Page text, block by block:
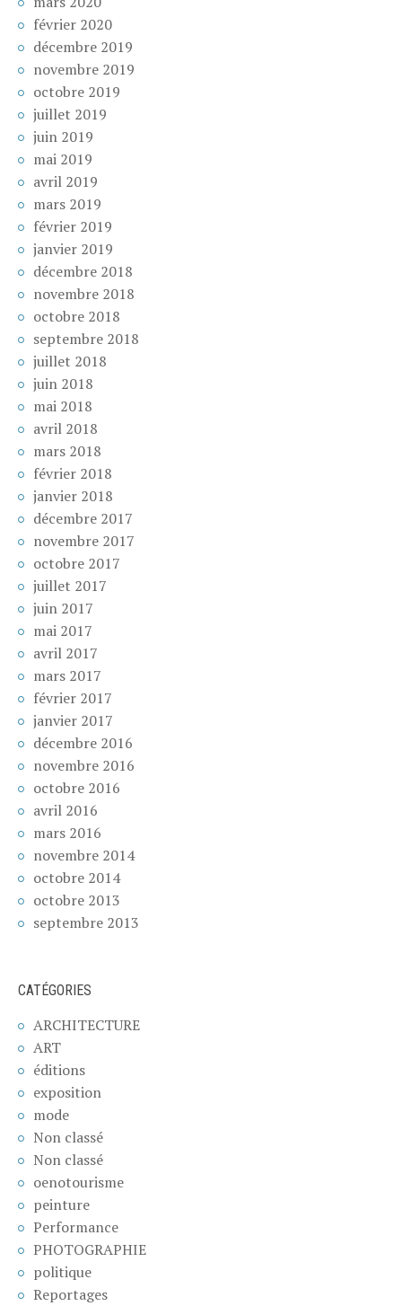
février 2020
décembre 2019
novembre 2019
octobre 2019
juillet 2019
juin 2019
mai 2019
avril 2019
mars 2019
février 2019
janvier 2019
décembre 2018
novembre 2018
octobre 2018
septembre 2018
juillet 2018
juin 2018
mai 2018
avril 2018
mars 2018
février 2018
janvier 2018
décembre 2017
novembre 2017
octobre 2017
juillet 2017
juin 2017
mai 2017
avril 2017
mars 2017
février 2017
janvier 2017
décembre 2016
novembre 2016
octobre 2016
avril 2016
mars 2016
novembre 2014
octobre 2014
octobre 2013
septembre 2013
CATÉGORIES
ARCHITECTURE
ART
éditions
exposition
mode
Non classé
Non classé
oenotourisme
peinture
Performance
PHOTOGRAPHIE
politique
Reportages